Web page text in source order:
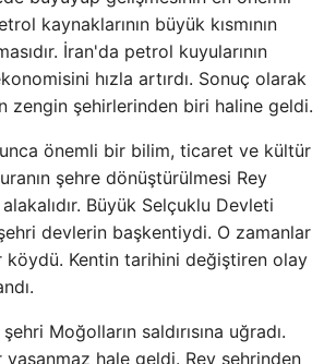
kaynaklarının büyük kısmının
İran'da petrol kuyularının
hızla artırdı. Sonuç olarak
zengin şehirlerinden biri haline geldi.
önemli bir bilim, ticaret ve kültür
şehre dönüştürülmesi Rey
Büyük Selçuklu Devleti
devlerin başkentiydi. O zamanlar
köydü. Kentin tarihini değiştiren olay
Moğolların saldırısına uğradı.
yaşanmaz hale geldi. Rey şehrinden